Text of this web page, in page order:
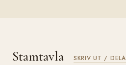
Stamtavla SKRIV UT / DELA